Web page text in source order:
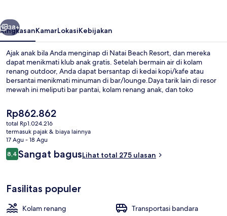
Berikutnya
38+
RingkasanKamarLokasiKebijakan
Ajak anak bila Anda menginap di Natai Beach Resort, dan mereka
dapat menikmati klub anak gratis. Setelah bermain air di kolam
renang outdoor, Anda dapat bersantap di kedai kopi/kafe atau
bersantai menikmati minuman di bar/lounge.Daya tarik lain di resor
mewah ini meliputi bar pantai, kolam renang anak, dan toko
Harga
saat
ini
Rp862.862
Rp862.862
total Rp1.024.216
termasuk pajak & biaya lainnya
17 Agu - 18 Agu
Ulasan
8,48,4 dari 10
Sangat bagusLihat total 275 ulasan
Fasilitas populer
Kolam renang
Transportasi bandara